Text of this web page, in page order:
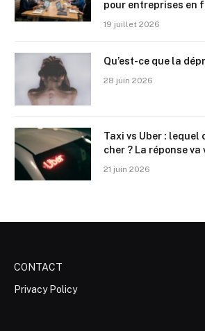
pour entreprises en
19 juillet 2026
Qu’est-ce que la
28 juin 2026
Taxi vs Uber : lequel
cher ? La réponse
21 juin 2026
CONTACT
Privacy Policy